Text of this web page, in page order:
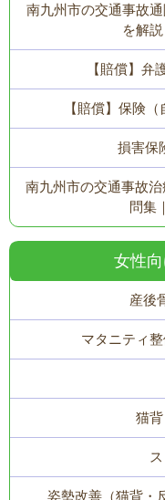
南九州市の交通事故
を解
【賠償】弁
【賠償】保険
損害保
南九州市の交通事故
問集
女性
産後
マタニティ
猫
姿勢改善（猫背・